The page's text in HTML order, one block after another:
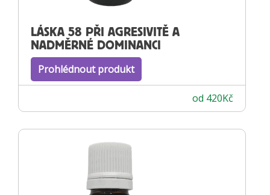
LÁSKA 58 PŘI AGRESIVITĚ A
NADMĚRNÉ DOMINANCI
Prohlédnout produkt
od 420Kč